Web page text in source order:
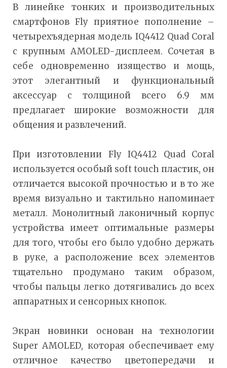
В линейке тонких и производительных
смартфонов Fly приятное пополнение –
четырехъядерная модель IQ4412 Quad Coral
с крупным AMOLED-дисплеем. Сочетая в
себе одновременно изящество и мощь,
этот элегантный и функциональный
аксессуар с толщиной всего 6.9 мм
предлагает широкие возможности для
общения и развлечений.
При изготовлении Fly IQ4412 Quad Coral
используется особый soft touch пластик, он
отличается высокой прочностью и в то же
время визуально и тактильно напоминает
металл. Монолитный лаконичный корпус
устройства имеет оптимальные размеры
для того, чтобы его было удобно держать
в руке, а расположение всех элементов
тщательно продумано таким образом,
чтобы пальцы легко дотягивались до всех
аппаратных и сенсорных кнопок.
Экран новинки основан на технологии
Super AMOLED, которая обеспечивает ему
отличное качество цветопередачи и